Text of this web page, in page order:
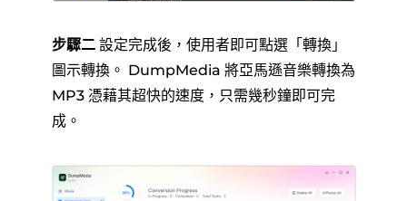
步驟二設定完成後，使用者即可點選「轉換」
圖示轉換。 DumpMedia 將亞馬遜音樂轉換為
MP3 憑藉其超快的速度，只需幾秒鐘即可完
成。